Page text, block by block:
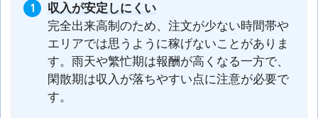
収入が安定しにくい
完全出来高制のため、注文が少ない時間帯や
エリアでは思うように稼げないことがありま
す。雨天や繁忙期は報酬が高くなる一方で、
閑散期は収入が落ちやすい点に注意が必要で
す。